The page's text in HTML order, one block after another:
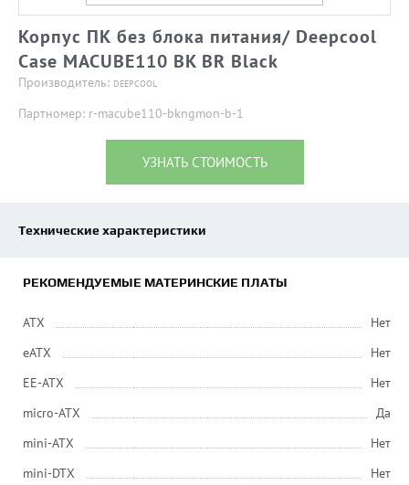
Корпус ПК без блока питания/ Deepcool
Case MACUBE110 BK BR Black
Производитель: DEEPCOOL
Партномер: r-macube110-bkngmon-b-1
УЗНАТЬ СТОИМОСТЬ
Технические характеристики
РЕКОМЕНДУЕМЫЕ МАТЕРИНСКИЕ ПЛАТЫ
ATX
Нет
eATX
Нет
EE-ATX
Нет
micro-ATX
Да
mini-ATX
Нет
mini-DTX
Нет